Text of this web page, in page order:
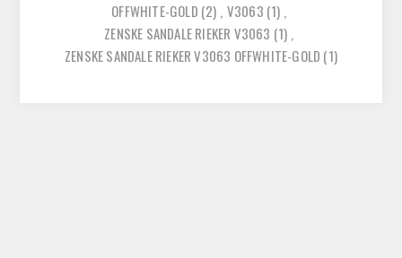
OFFWHITE-GOLD (2) , V3063 (1) ,
ZENSKE SANDALE RIEKER V3063 (1) ,
ZENSKE SANDALE RIEKER V3063 OFFWHITE-GOLD (1)